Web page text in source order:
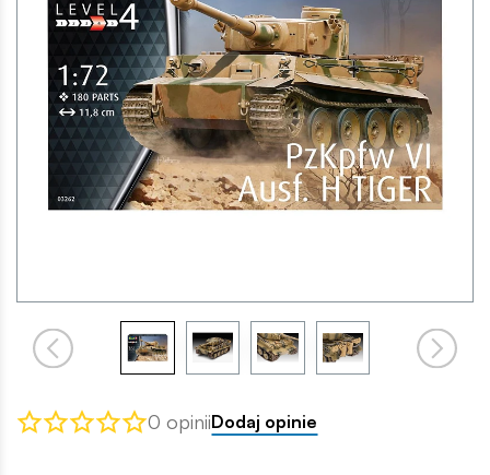
0 opiniiDodaj opinie